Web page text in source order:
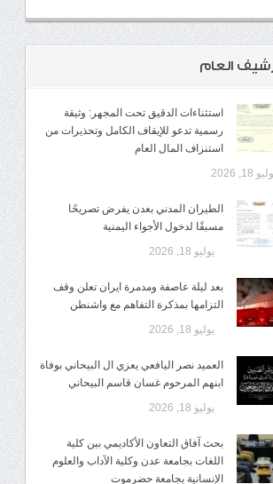
العام
استثناءات الدقيق تحت المجهر: وثيقة
رسمية تدعو للإيقاف الكامل وتحذيرات من
استنزاف المال العام
18, 2026
الطيران المدني بعدن يفرض تصريحًا
مسبقًا لدخول الأجواء اليمنية
يوليو 18, 2026
بعد ليلة عاصفة ومدمرة ايران تعلن وقف
التزامها بمذكرة التفاهم مع واشنطن
يوليو 18, 2026
العميد نصر اليافعي يعزي ال البيحاني بوفاة
ابنهم المرحوم غسان قاسم البيحاني
يوليو 18, 2026
بحث آفاق التعاون الأكاديمي بين كلية
اللغات بجامعة عدن وكلية الآداب والعلوم
الإنسانية بجامعة حضرموت